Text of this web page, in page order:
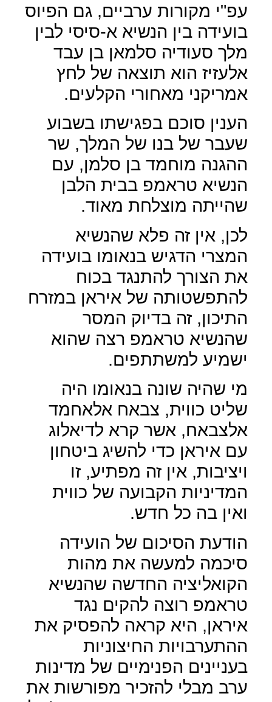
עפ"י מקורות ערביים, גם הפיוס
בועידה בין הנשיא א-סיסי לבין
מלך סעודיה סלמאן בן עבד
אלעזיז הוא תוצאה של לחץ
אמריקני מאחורי הקלעים.
הענין סוכם בפגישתו בשבוע
שעבר של בנו של המלך, שר
ההגנה מוחמד בן סלמן, עם
הנשיא טראמפ בבית הלבן
שהייתה מוצלחת מאוד.
לכן, אין זה פלא שהנשיא
המצרי הדגיש בנאומו בועידה
את הצורך להתנגד בכוח
להתפשטותה של איראן במזרח
התיכון, זה בדיוק המסר
שהנשיא טראמפ רצה שהוא
ישמיע למשתתפים.
מי שהיה שונה בנאומו היה
שליט כווית, צבאח אלאחמד
אלצבאח, אשר קרא לדיאלוג
עם איראן כדי להשיג ביטחון
ויציבות, אין זה מפתיע, זו
המדיניות הקבועה של כווית
ואין בה כל חדש.
הודעת הסיכום של הועידה
סיכמה למעשה את מהות
הקואליציה החדשה שהנשיא
טראמפ רוצה להקים נגד
איראן, היא קראה להפסיק את
ההתערבויות החיצוניות
בעניינים הפנימיים של מדינות
ערב מבלי להזכיר מפורשות את